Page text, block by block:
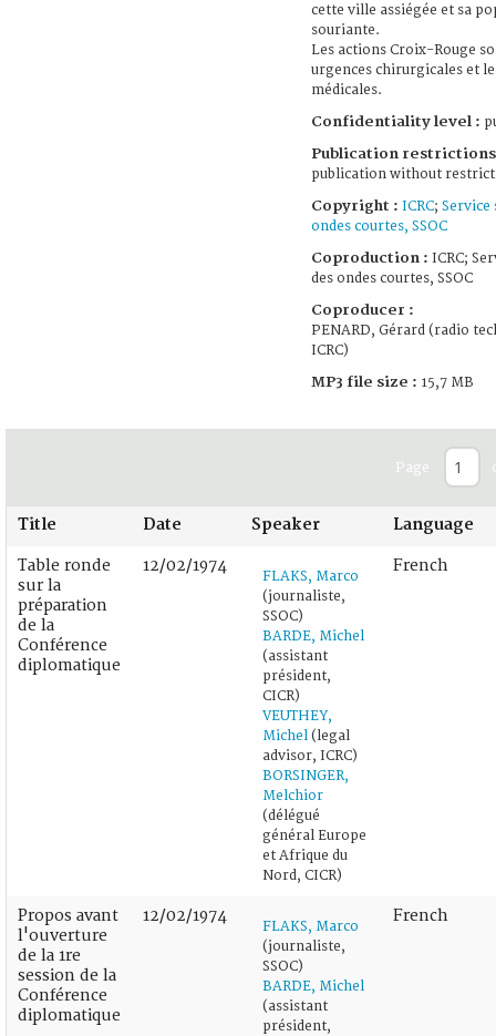
cette ville assiégée et sa
souriante.
Les actions Croix-Rouge
urgences chirurgicales et
médicales.
Confidentiality level :
Publication
publication without
Copyright : ICRC; Service
ondes courtes, SSOC
Coproduction : ICRC;
des ondes courtes, SSOC
Coproducer :
PENARD, Gérard (radio
ICRC)
MP3 file size : 15,7 MB
Page
Title Date Speaker Language
Table ronde
sur la
préparation
de la
Conférence
diplomatique
12/02/1974
FLAKS, Marco
(journaliste,
SSOC)
BARDE, Michel
(assistant
président,
CICR)
VEUTHEY,
Michel (legal
advisor, ICRC)
BORSINGER,
Melchior
(délégué
général Europe
et Afrique du
Nord, CICR)
French
Propos avant
l'ouverture
de la 1re
session de la
Conférence
diplomatique
12/02/1974
FLAKS, Marco
(journaliste,
SSOC)
BARDE, Michel
(assistant
président,
French